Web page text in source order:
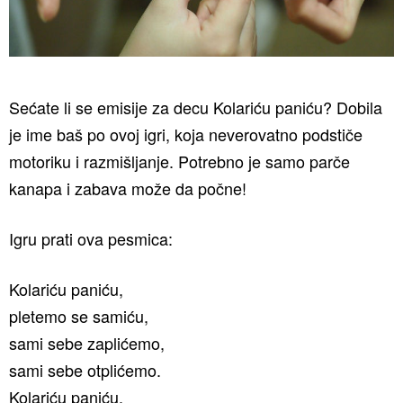
Sećate li se emisije za decu Kolariću paniću? Dobila
je ime baš po ovoj igri, koja neverovatno podstiče
motoriku i razmišljanje. Potrebno je samo parče
kanapa i zabava može da počne!
Igru prati ova pesmica:
Kolariću paniću,
pletemo se samiću,
sami sebe zaplićemo,
sami sebe otplićemo.
Kolariću paniću,